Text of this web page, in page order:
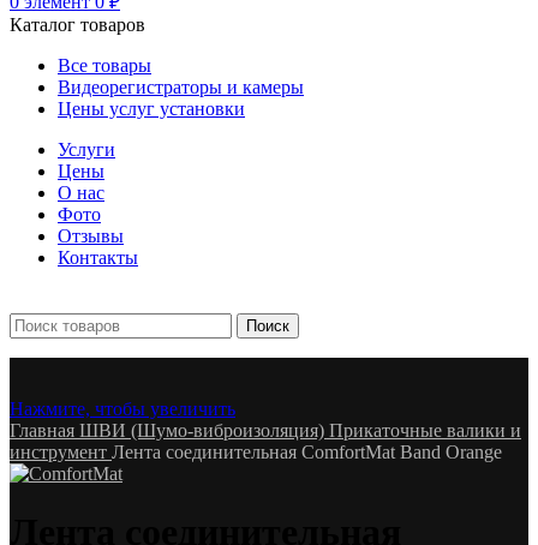
Каталог товаров
Все товары
Видеорегистраторы и камеры
Цены услуг установки
Услуги
Цены
О нас
Фото
Отзывы
Контакты
Поиск
Нажмите, чтобы увеличить
Главная ШВИ (Шумо-виброизоляция) Прикаточные валики и
инструмент Лента соединительная ComfortMat Band Orange